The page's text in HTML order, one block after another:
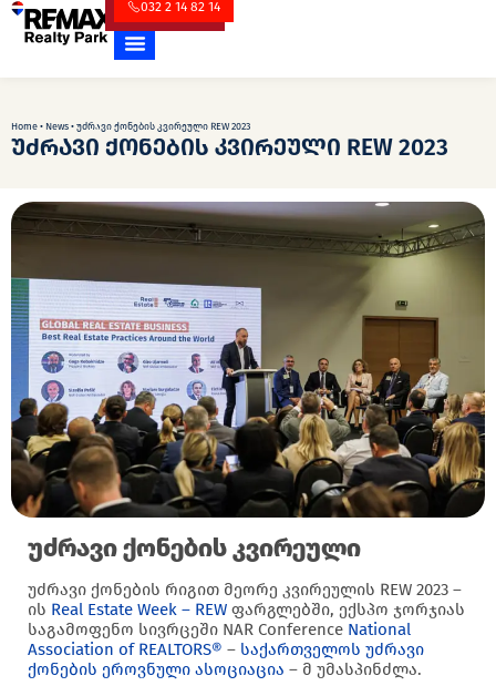
032 2 14 82 14
Home • News • უძრავი ქონების კვირეული REW 2023
უძრავი ქონების კვირეული REW 2023
უძრავი ქონების კვირეული
უძრავი ქონების რიგით მეორე კვირეულის REW 2023 –
ის Real Estate Week – REW ფარგლებში, ექსპო ჯორჯიას
საგამოფენო სივრცეში NAR Conference National
Association of REALTORS® – საქართველოს უძრავი
ქონების ეროვნული ასოციაცია – მ უმასპინძლა.